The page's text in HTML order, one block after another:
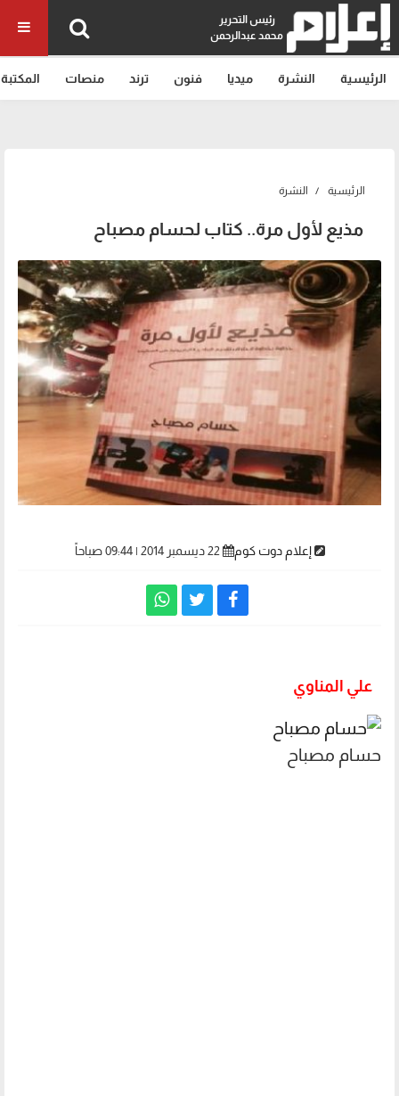
رئيس التحرير
محمد عبدالرحمن
الرئيسية النشرة ميديا فنون ترند منصات المكتبة
الرئيسية النشرة
مذيع لأول مرة.. كتاب لحسام مصباح
إعلام دوت كوم
علي المناوي
حسام مصباح